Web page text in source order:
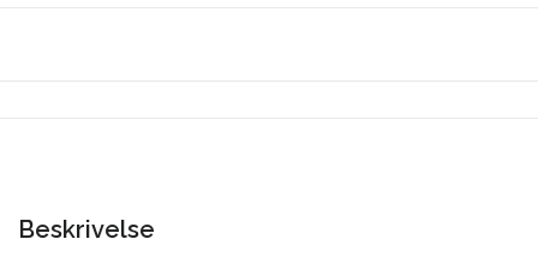
Beskrivelse